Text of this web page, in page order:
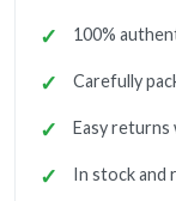
100%
Carefully
Easy returns
In stock and